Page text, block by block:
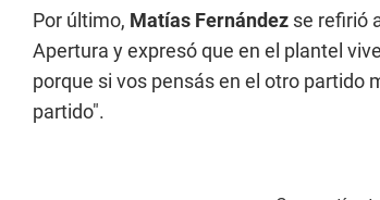
Por último, Matías Fernández se refirió
Apertura y expresó que en el plantel
porque si vos pensás en el otro partido
partido".